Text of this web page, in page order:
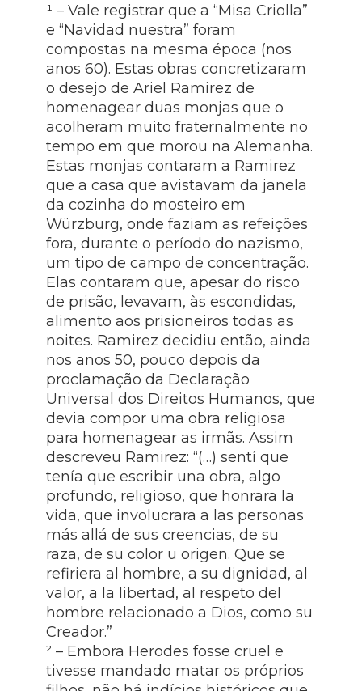
¹ – Vale registrar que a “Misa Criolla”
e “Navidad nuestra” foram
compostas na mesma época (nos
anos 60). Estas obras concretizaram
o desejo de Ariel Ramirez de
homenagear duas monjas que o
acolheram muito fraternalmente no
tempo em que morou na Alemanha.
Estas monjas contaram a Ramirez
que a casa que avistavam da janela
da cozinha do mosteiro em
Würzburg, onde faziam as refeições
fora, durante o período do nazismo,
um tipo de campo de concentração.
Elas contaram que, apesar do risco
de prisão, levavam, às escondidas,
alimento aos prisioneiros todas as
noites. Ramirez decidiu então, ainda
nos anos 50, pouco depois da
proclamação da Declaração
Universal dos Direitos Humanos, que
devia compor uma obra religiosa
para homenagear as irmãs. Assim
descreveu Ramirez: “(…) sentí que
tenía que escribir una obra, algo
profundo, religioso, que honrara la
vida, que involucrara a las personas
más allá de sus creencias, de su
raza, de su color u origen. Que se
refiriera al hombre, a su dignidad, al
valor, a la libertad, al respeto del
hombre relacionado a Dios, como su
Creador.”
² – Embora Herodes fosse cruel e
tivesse mandado matar os próprios